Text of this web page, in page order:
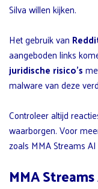
Silva willen kijken.
Het gebruik van
aangeboden links
juridische risico’s
malware van deze
Controleer altijd
waarborgen. Voor
zoals MMA Streams
MMA